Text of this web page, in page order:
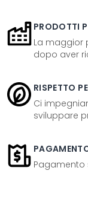
PRODOTTI
La maggior
dopo aver
RISPETTO
Ci
sviluppare
Pagamento